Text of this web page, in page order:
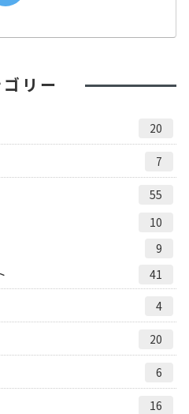
リー
20
7
55
10
9
41
4
20
6
16